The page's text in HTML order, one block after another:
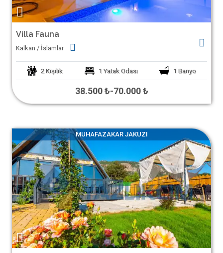
Villa Fauna
Kalkan / İslamlar
2 Kişilik 1 Yatak Odası 1 Banyo
38.500 ₺-70.000 ₺
MUHAFAZAKAR JAKUZI